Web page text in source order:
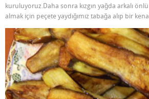
kuruluyoruz.Daha sonra kızgın yağda arkalı önlü
almak için peçete yaydığımız tabağa alıp bir